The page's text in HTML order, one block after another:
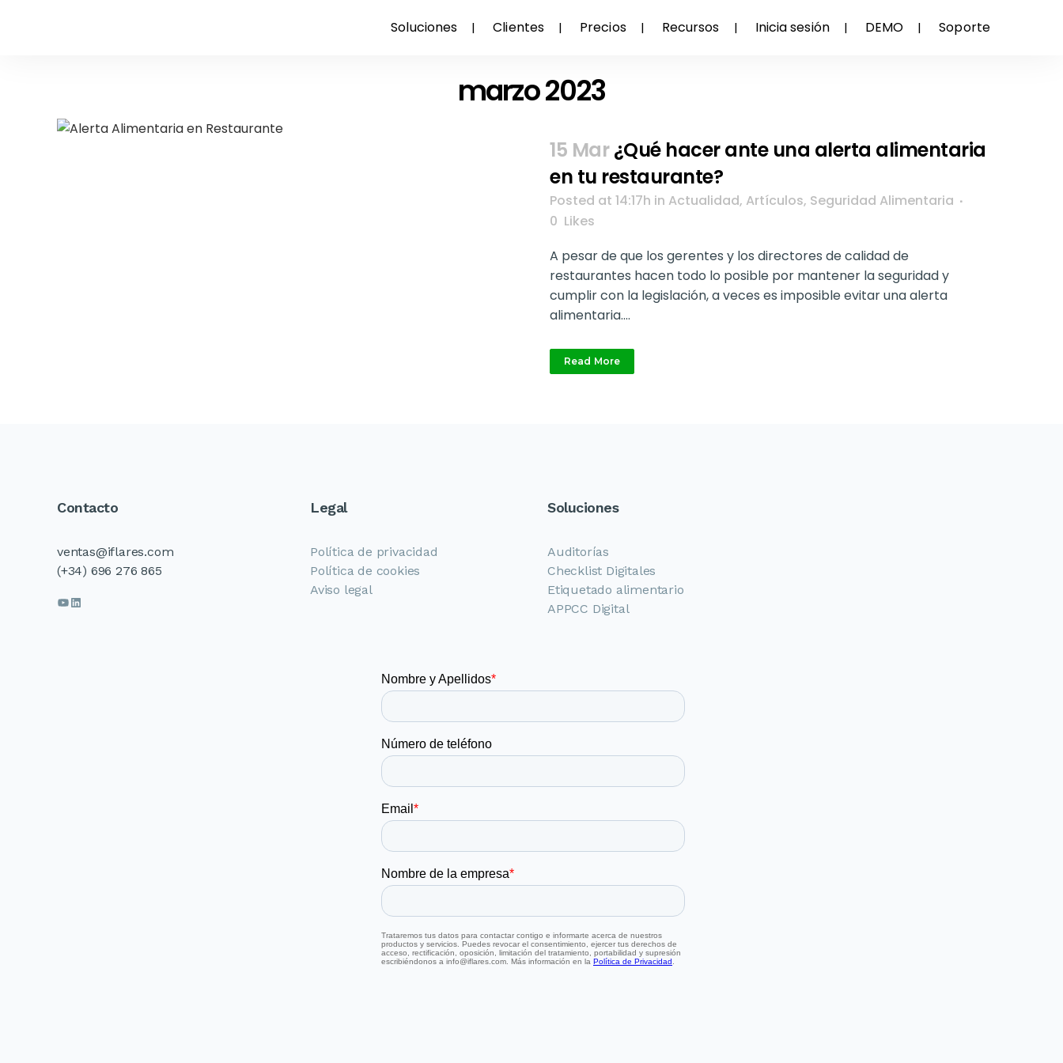
Soluciones Clientes Precios Recursos Inicia sesión DEMO Soporte
marzo 2023
15 Mar ¿Qué hacer ante una alerta alimentaria
en tu restaurante?
Posted at 14:17h in Actualidad, Artículos, Seguridad Alimentaria
0 Likes
A pesar de que los gerentes y los directores de calidad de
restaurantes hacen todo lo posible por mantener la seguridad y
cumplir con la legislación, a veces es imposible evitar una alerta
alimentaria....
Read More
Contacto
ventas@iflares.com
(+34) 696 276 865
YouTube
LinkedIn
Legal
Política de privacidad
Política de cookies
Aviso legal
Soluciones
Auditorías
Checklist Digitales
Etiquetado alimentario
APPCC Digital